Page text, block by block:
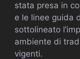
stata presa in
e le linee guida
sottolineato
ambiente di
vigenti.